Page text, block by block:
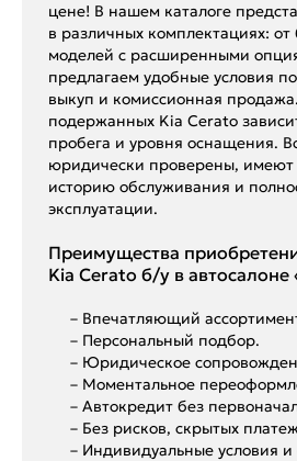
цене! В нашем каталоге
в различных комплектациях:
моделей с расширенными
предлагаем удобные условия
выкуп и комиссионная
подержанных Kia Cerato
пробега и уровня оснащения.
юридически проверены,
историю обслуживания и
эксплуатации.
Преимущества
Kia Cerato б/у в автосалоне
– Впечатляющий
– Персональный подбор.
– Юридическое
– Моментальное
– Автокредит без
– Без рисков, скрытых
– Индивидуальные условия и